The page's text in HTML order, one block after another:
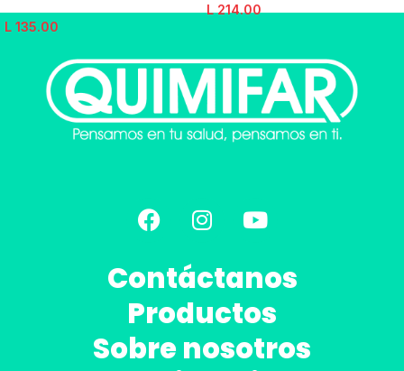
L 135.00
L214.00
Contáctanos
Productos
Sobre nosotros